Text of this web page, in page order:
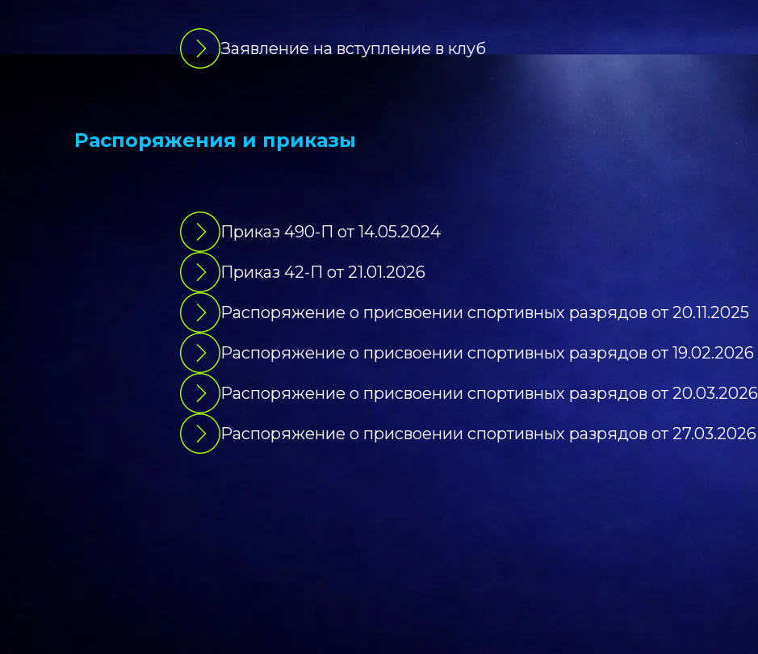
Приказ 490-П от 14.05.2024
Приказ 42-П от 21.01.2026
Распоряжение о присвоении спортивных разрядов от 20.11.2025
Распоряжение о присвоении спортивных разрядов от 19.02.2026
Распоряжение о присвоении спортивных разрядов от 20.03.2026
Распоряжение о присвоении спортивных разрядов от 27.03.2026
Заявление на вступление в клуб
Распоряжения и приказы